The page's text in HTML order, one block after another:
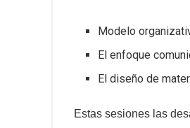
Modelo
El enfoque
El diseño de
Estas sesiones las